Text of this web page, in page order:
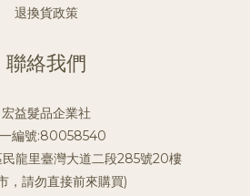
退換貨政策
聯絡我們
宏益髮品企業社
編號:80058540
龍里臺灣大道二段285號20樓
，請勿直接前來購買)